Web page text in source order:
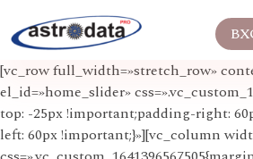
[vc_row full_width=»stretch_row»
el_id=»home_slider»
top: -25px !important;padding-right:
left: 60px !important;}»][vc_column